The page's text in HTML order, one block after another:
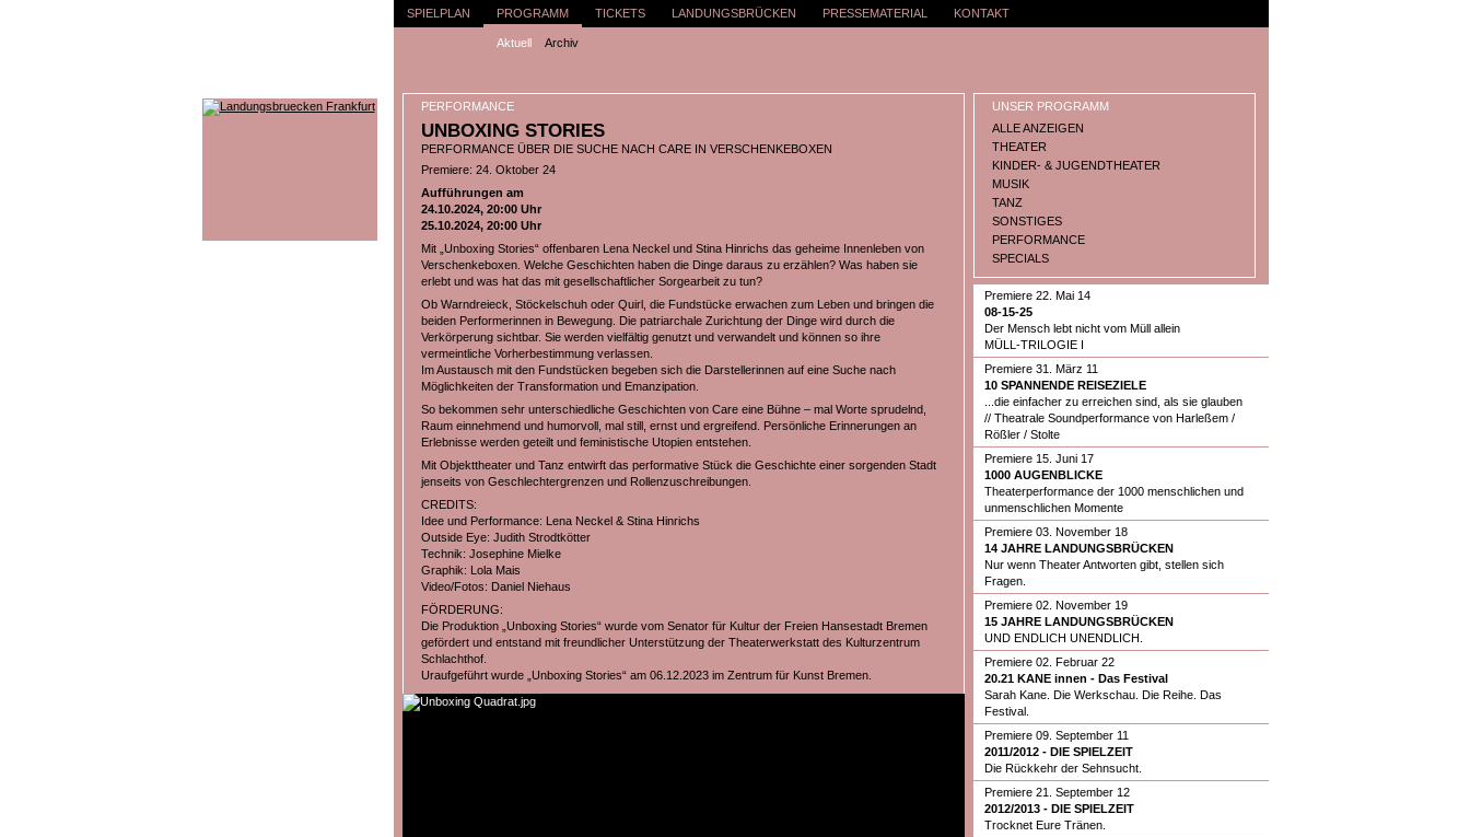
SPIELPLAN PROGRAMM
Aktuell Archiv
TICKETS LANDUNGSBRÜCKEN PRESSEMATERIAL KONTAKT
PERFORMANCE
UNBOXING STORIES
PERFORMANCE ÜBER DIE SUCHE NACH CARE IN VERSCHENKEBOXEN
Premiere: 24. Oktober 24
Aufführungen am
24.10.2024, 20:00 Uhr
25.10.2024, 20:00 Uhr
Mit „Unboxing Stories“ offenbaren Lena Neckel und Stina Hinrichs das geheime Innenleben von
Verschenkeboxen. Welche Geschichten haben die Dinge daraus zu erzählen? Was haben sie
erlebt und was hat das mit gesellschaftlicher Sorgearbeit zu tun?
Ob Warndreieck, Stöckelschuh oder Quirl, die Fundstücke erwachen zum Leben und bringen die
beiden Performerinnen in Bewegung. Die patriarchale Zurichtung der Dinge wird durch die
Verkörperung sichtbar. Sie werden vielfältig genutzt und verwandelt und können so ihre
vermeintliche Vorherbestimmung verlassen.
Im Austausch mit den Fundstücken begeben sich die Darstellerinnen auf eine Suche nach
Möglichkeiten der Transformation und Emanzipation.
So bekommen sehr unterschiedliche Geschichten von Care eine Bühne – mal Worte sprudelnd,
Raum einnehmend und humorvoll, mal still, ernst und ergreifend. Persönliche Erinnerungen an
Erlebnisse werden geteilt und feministische Utopien entstehen.
Mit Objekttheater und Tanz entwirft das performative Stück die Geschichte einer sorgenden Stadt
jenseits von Geschlechtergrenzen und Rollenzuschreibungen.
CREDITS:
Idee und Performance: Lena Neckel & Stina Hinrichs
Outside Eye: Judith Strodtkötter
Technik: Josephine Mielke
Graphik: Lola Mais
Video/Fotos: Daniel Niehaus
FÖRDERUNG:
Die Produktion „Unboxing Stories“ wurde vom Senator für Kultur der Freien Hansestadt Bremen
gefördert und entstand mit freundlicher Unterstützung der Theaterwerkstatt des Kulturzentrum
Schlachthof.
Uraufgeführt wurde „Unboxing Stories“ am 06.12.2023 im Zentrum für Kunst Bremen.
UNSER PROGRAMM
ALLE ANZEIGEN
THEATER
KINDER- & JUGENDTHEATER
MUSIK
TANZ
SONSTIGES
PERFORMANCE
SPECIALS
Premiere 22. Mai 14
08-15-25
Der Mensch lebt nicht vom Müll allein
MÜLL-TRILOGIE I
Premiere 31. März 11
10 SPANNENDE REISEZIELE
...die einfacher zu erreichen sind, als sie glauben
// Theatrale Soundperformance von Harleßem /
Rößler / Stolte
Premiere 15. Juni 17
1000 AUGENBLICKE
Theaterperformance der 1000 menschlichen und
unmenschlichen Momente
Premiere 03. November 18
14 JAHRE LANDUNGSBRÜCKEN
Nur wenn Theater Antworten gibt, stellen sich
Fragen.
Premiere 02. November 19
15 JAHRE LANDUNGSBRÜCKEN
UND ENDLICH UNENDLICH.
Premiere 02. Februar 22
20.21 KANE innen - Das Festival
Sarah Kane. Die Werkschau. Die Reihe. Das
Festival.
Premiere 09. September 11
2011/2012 - DIE SPIELZEIT
Die Rückkehr der Sehnsucht.
Premiere 21. September 12
2012/2013 - DIE SPIELZEIT
Trocknet Eure Tränen.